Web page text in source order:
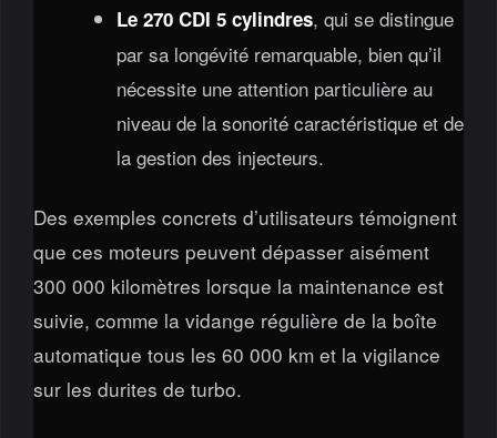
Le 270 CDI 5 cylindres, qui se distingue
par sa longévité remarquable, bien qu’il
nécessite une attention particulière au
niveau de la sonorité caractéristique et de
la gestion des injecteurs.
Des exemples concrets d’utilisateurs témoignent
que ces moteurs peuvent dépasser aisément
300 000 kilomètres lorsque la maintenance est
suivie, comme la vidange régulière de la boîte
automatique tous les 60 000 km et la vigilance
sur les durites de turbo.